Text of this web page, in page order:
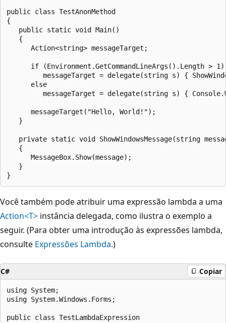
public class TestAnonMethod
{
   public static void Main()
   {
      Action<string> messageTarget;
      if (Environment.GetCommandLineArgs().Length > 1)
messageTarget = delegate(string s) {
      else
messageTarget = delegate(string s) {
      messageTarget("Hello, World!");
   }
private static void ShowWindowsMessage(string
   {
      MessageBox.Show(message);
   }
Você também pode atribuir uma expressão lambda a uma
Action<T> instância delegada, como ilustra o exemplo a
seguir. (Para obter uma introdução às expressões lambda,
consulte Expressões Lambda.)
C# Copiar
using System;
using System.Windows.Forms;
public class TestLambdaExpression